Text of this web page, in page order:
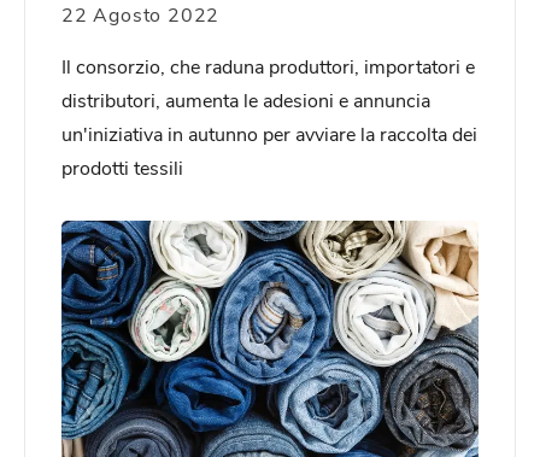
22 Agosto 2022
Il consorzio, che raduna produttori, importatori e
distributori, aumenta le adesioni e annuncia
un'iniziativa in autunno per avviare la raccolta dei
prodotti tessili